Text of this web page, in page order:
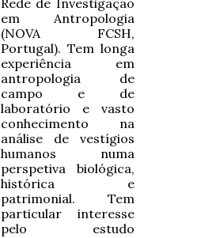
Rede de Investigação
em Antropologia
(NOVA FCSH,
Portugal). Tem longa
experiência em
antropologia de
campo e de
laboratório e vasto
conhecimento na
análise de vestígios
humanos numa
perspetiva biológica,
histórica e
patrimonial. Tem
particular interesse
pelo estudo